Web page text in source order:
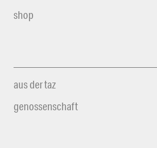
shop
aus der taz
genossenschaft